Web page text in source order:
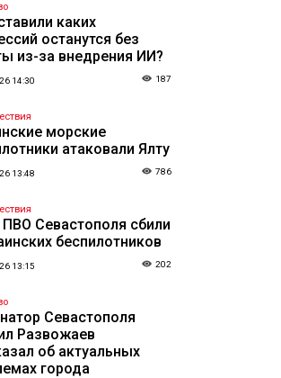
каких
останутся без
из-за внедрения ИИ?
14:30 187
морские
атаковали Ялту
13:48 786
Севастополя сбили
беспилотников
13:15 202
Севастополя
Развожаев
об актуальных
города